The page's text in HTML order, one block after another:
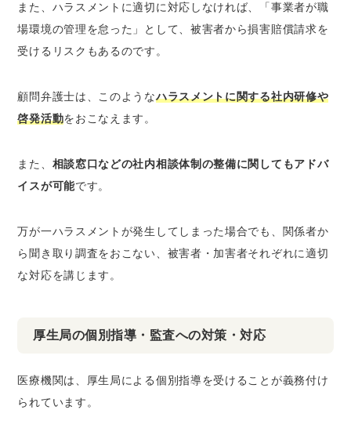
また、ハラスメントに適切に対応しなければ、「事業者が職
場環境の管理を怠った」として、被害者から損害賠償請求を
受けるリスクもあるのです。
顧問弁護士は、このようなハラスメントに関する社内研修や
啓発活動をおこなえます。
また、 相談窓口などの社内相談体制の整備に関してもアドバ
イスが可能です。
万が一ハラスメントが発生してしまった場合でも、関係者か
ら聞き取り調査をおこない、被害者・加害者それぞれに適切
な対応を講じます。
厚生局の個別指導・監査への対策・対応
医療機関は、厚生局による個別指導を受けることが義務付け
られています。